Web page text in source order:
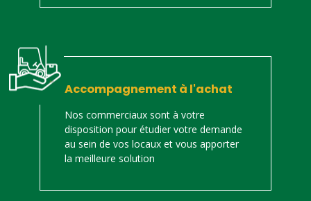
Accompagnement à l'achat
Nos commerciaux sont à votre
disposition pour étudier votre demande
au sein de vos locaux et vous apporter
la meilleure solution